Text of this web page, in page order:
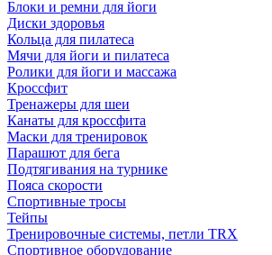
Блоки и ремни для йоги
Диски здоровья
Кольца для пилатеса
Мячи для йоги и пилатеса
Ролики для йоги и массажа
Кроссфит
Тренажеры для шеи
Канаты для кроссфита
Маски для тренировок
Парашют для бега
Подтягивания на турнике
Пояса скорости
Спортивные тросы
Тейпы
Тренировочные системы, петли TRX
Спортивное оборудование